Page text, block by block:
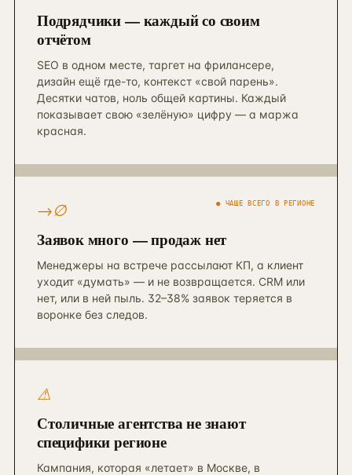
Подрядчики — каждый со своим
отчётом
SEO в одном месте, таргет на фрилансере,
дизайн ещё где-то, контекст «свой парень».
Десятки чатов, ноль общей картины. Каждый
показывает свою «зелёную» цифру — а маржа
красная.
● ЧАЩЕ ВСЕГО В РЕГИОНЕ
→∅
Заявок много — продаж нет
Менеджеры на встрече рассылают КП, а клиент
уходит «думать» — и не возвращается. CRM или
нет, или в ней пыль. 32–38% заявок теряется в
воронке без следов.
⚠︎
Столичные агентства не знают
специфики регионе
Кампания, которая «летает» в Москве, в